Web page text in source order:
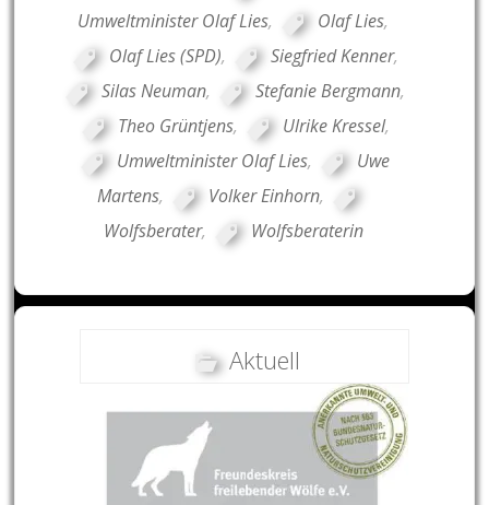
Umweltminister Olaf Lies, Olaf Lies,
Olaf Lies (SPD), Siegfried Kenner,
Silas Neuman, Stefanie Bergmann,
Theo Grüntjens, Ulrike Kressel,
Umweltminister Olaf Lies,
Uwe
Martens, Volker Einhorn,
Wolfsberater, Wolfsberaterin
Aktuell